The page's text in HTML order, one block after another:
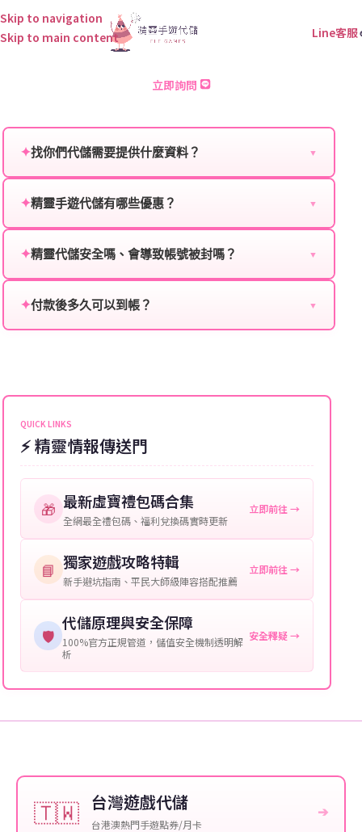
Skip to navigation
Skip to main content
Line客服
雷索納斯 儲值
立即詢問
✦找你們代儲需要提供什麼資料？ ▼
服：
角色名稱：您遊戲中的角色名稱。
等級：角色的當前等級。
提供這些信息能幫助我們更快地處理您的代儲需求，確
保您盡享遊戲樂趣！
✦精靈手遊代儲有哪些優惠？ ▼
贈送、大額儲值優惠及節日限定活動，儲值最低6折
✦精靈代儲安全嗎、會導致帳號被封嗎？ ▼
單，不使用外掛程式、非法點數或異常儲值管道。您獲
✦付款後多久可以到帳？ ▼
可直接聯絡客服查詢訂單進度。
QUICK LINKS
⚡ 精靈情報傳送門
🎁 最新虛寶禮包碼合集
全網最全禮包碼、福利兌換碼實時更新
立即前往 →
📘 獨家遊戲攻略特輯
新手避坑指南、平民大師級陣容搭配推薦
立即前往 →
🛡️
代儲原理與安全保障
100%官方正規管道，儲值安全機制透明解
析
安全釋疑 →
🇹🇼 台灣遊戲代儲
台港澳熱門手遊點券/月卡
➔